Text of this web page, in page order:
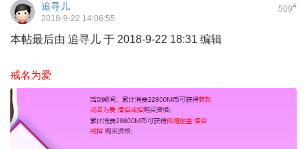
509#
追寻儿
2018-9-22 14:06:55
本帖最后由 追寻儿 于 2018-9-22 18:31 编辑
戒名为爱